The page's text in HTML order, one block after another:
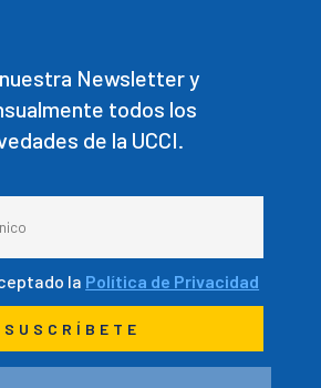
Newsletter y
todos los
de la UCCI.
la Política de Privacidad